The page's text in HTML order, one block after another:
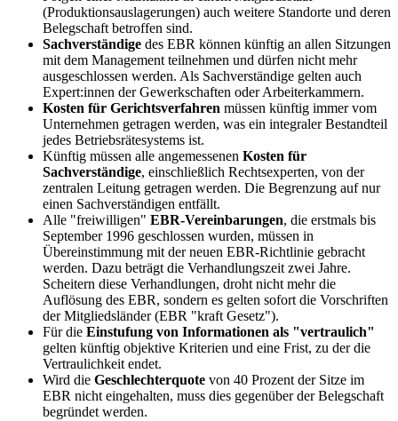
(Produktionsauslagerungen) auch weitere Standorte und deren
Belegschaft betroffen sind.
Sachverständige des EBR können künftig an allen Sitzungen
mit dem Management teilnehmen und dürfen nicht mehr
ausgeschlossen werden. Als Sachverständige gelten auch
Expert:innen der Gewerkschaften oder Arbeiterkammern.
Kosten für Gerichtsverfahren müssen künftig immer vom
Unternehmen getragen werden, was ein integraler Bestandteil
jedes Betriebsrätesystems ist.
Künftig müssen alle angemessenen Kosten für
Sachverständige, einschließlich Rechtsexperten, von der
zentralen Leitung getragen werden. Die Begrenzung auf nur
einen Sachverständigen entfällt.
Alle "freiwilligen" EBR-Vereinbarungen, die erstmals bis
September 1996 geschlossen wurden, müssen in
Übereinstimmung mit der neuen EBR-Richtlinie gebracht
werden. Dazu beträgt die Verhandlungszeit zwei Jahre.
Scheitern diese Verhandlungen, droht nicht mehr die
Auflösung des EBR, sondern es gelten sofort die Vorschriften
der Mitgliedsländer (EBR "kraft Gesetz").
Für die Einstufung von Informationen als "vertraulich"
gelten künftig objektive Kriterien und eine Frist, zu der die
Vertraulichkeit endet.
Wird die Geschlechterquote von 40 Prozent der Sitze im
EBR nicht eingehalten, muss dies gegenüber der Belegschaft
begründet werden.